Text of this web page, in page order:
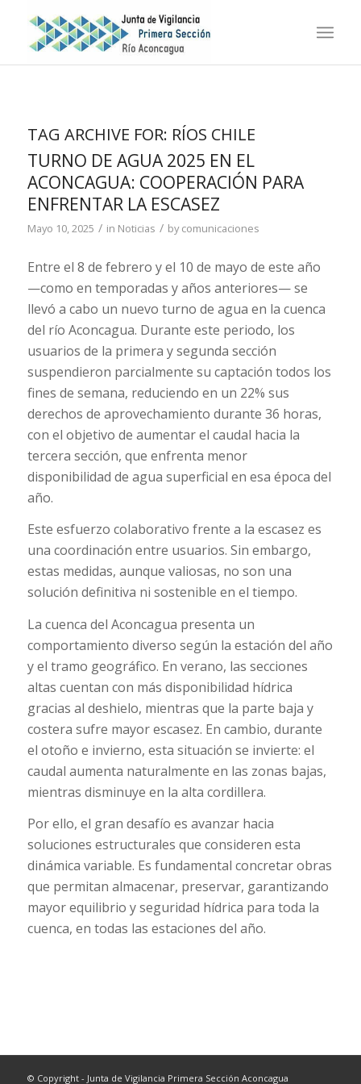
TAG ARCHIVE FOR: RÍOS CHILE
TURNO DE AGUA 2025 EN EL
ACONCAGUA: COOPERACIÓN PARA
ENFRENTAR LA ESCASEZ
Mayo 10, 2025 / in Noticias / bycomunicaciones
Entre el 8 de febrero y el 10 de mayo de este año
—como en temporadas y años anteriores— se
llevó a cabo un nuevo turno de agua en la cuenca
del río Aconcagua. Durante este periodo, los
usuarios de la primera y segunda sección
suspendieron parcialmente su captación todos los
fines de semana, reduciendo en un 22% sus
derechos de aprovechamiento durante 36 horas,
con el objetivo de aumentar el caudal hacia la
tercera sección, que enfrenta menor
disponibilidad de agua superficial en esa época del
año.
Este esfuerzo colaborativo frente a la escasez es
una coordinación entre usuarios. Sin embargo,
estas medidas, aunque valiosas, no son una
solución definitiva ni sostenible en el tiempo.
La cuenca del Aconcagua presenta un
comportamiento diverso según la estación del año
y el tramo geográfico. En verano, las secciones
altas cuentan con más disponibilidad hídrica
gracias al deshielo, mientras que la parte baja y
costera sufre mayor escasez. En cambio, durante
el otoño e invierno, esta situación se invierte: el
caudal aumenta naturalmente en las zonas bajas,
mientras disminuye en la alta cordillera.
Por ello, el gran desafío es avanzar hacia
soluciones estructurales que consideren esta
dinámica variable. Es fundamental concretar obras
que permitan almacenar, preservar, garantizando
mayor equilibrio y seguridad hídrica para toda la
cuenca, en todas las estaciones del año.
© Copyright - Junta de Vigilancia Primera Sección Aconcagua